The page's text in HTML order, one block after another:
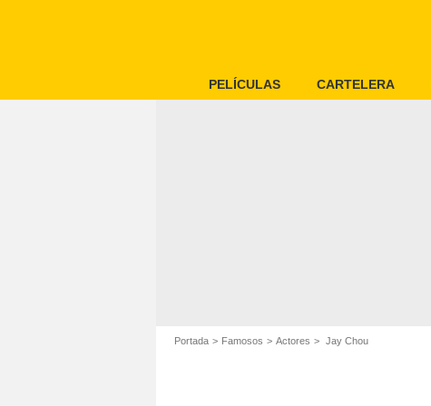
PELÍCULAS CARTELERA
Portada Famosos Actores Jay Chou